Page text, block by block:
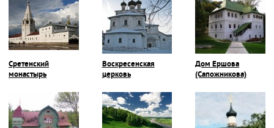
Сретенский
монастырь
Воскресенская
церковь
Дом Ершова
(Сапожникова)